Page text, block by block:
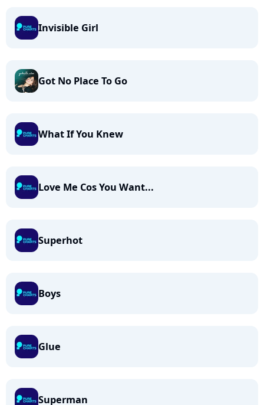
Invisible Girl
Got No Place To Go
What If You Knew
Love Me Cos You Want...
Superhot
Boys
Glue
Superman